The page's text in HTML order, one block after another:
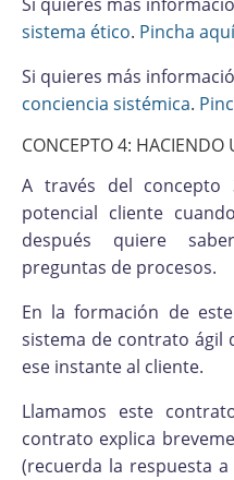
sistema ético. Pincha aquí
Si quieres más
conciencia sistémica.
CONCEPTO 4: HACIENDO
A través del
potencial cliente
después quiere
preguntas de procesos.
En la formación de
sistema de contrato ágil
ese instante al cliente.
Llamamos este
contrato explica
(recuerda la respuesta